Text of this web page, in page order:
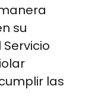
su
las